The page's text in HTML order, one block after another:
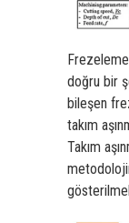
Frezeleme
doğru bir
bileşen
takım
Takım